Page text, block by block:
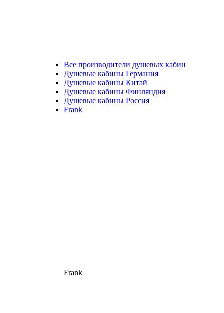
Все производители душевых кабин
Душевые кабины Германия
Душевые кабины Китай
Душевые кабины Финляндия
Душевые кабины Россия
Frank
Frank